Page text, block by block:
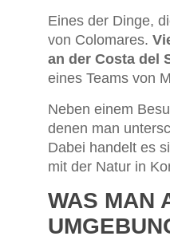
Eines der Dinge,
von Colomares.
an der Costa del
eines Teams von
Neben einem
denen man
Dabei handelt es
mit der Natur in
WAS MAN